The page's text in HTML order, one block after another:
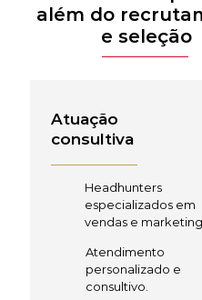
além do
e seleção
Atuação
consultiva
Headhunters
especializados em
vendas e marketing.
Atendimento
personalizado e
consultivo.